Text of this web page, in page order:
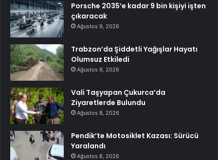
Porsche 2035’e kadar 9 bin kişiyi işten
çıkaracak
Ağustos 9, 2026
Trabzon’da Şiddetli Yağışlar Hayatı
Olumsuz Etkiledi
Ağustos 9, 2026
Vali Taşyapan Çukurca’da
Ziyaretlerde Bulundu
Ağustos 8, 2026
Pendik’te Motosiklet Kazası: Sürücü
Yaralandı
Ağustos 8, 2026